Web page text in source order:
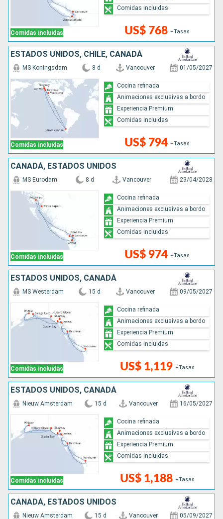
Comidas incluidas US$ 768 +Tasas
Comidas incluidas
ESTADOS UNIDOS, CHILE, CANADÁ
Comidas incluidas
MS Koningsdam 8 d Vancouver 01/05/2027
US$ 794 +Tasas
Cocina refinada
Animaciones exclusivas a bordo
Experiencia Premium
Comidas incluidas
CANADÁ, ESTADOS UNIDOS
Comidas incluidas
MS Eurodam 8 d Vancouver 23/04/2028
US$ 974 +Tasas
Cocina refinada
Animaciones exclusivas a bordo
Experiencia Premium
Comidas incluidas
ESTADOS UNIDOS, CANADÁ
Comidas incluidas
MS Westerdam 15 d Vancouver 09/05/2027
US$ 1,119 +Tasas
Cocina refinada
Animaciones exclusivas a bordo
Experiencia Premium
Comidas incluidas
ESTADOS UNIDOS, CANADÁ
Comidas incluidas
Nieuw Amsterdam 15 d Vancouver 16/05/2027
US$ 1,188 +Tasas
Cocina refinada
Animaciones exclusivas a bordo
Experiencia Premium
Comidas incluidas
CANADÁ, ESTADOS UNIDOS
Nieuw Amsterdam 15 d Vancouver 05/09/2027